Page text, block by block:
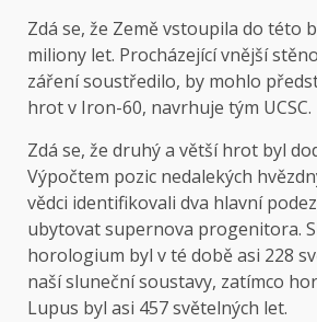
Zdá se, že Země vstoupila do této
miliony let. Procházející vnější
záření soustředilo, by mohlo
hrot v Iron-60, navrhuje tým UCSC.
Zdá se, že druhý a větší hrot byl
Výpočtem pozic nedalekých
vědci identifikovali dva hlavní
ubytovat supernova progenitora.
horologium byl v té době asi 228
naší sluneční soustavy, zatímco
Lupus byl asi 457 světelných let.